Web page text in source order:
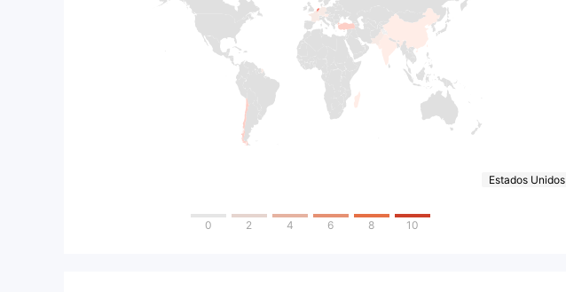
0 2 4 6 8 10
Estados Unidos